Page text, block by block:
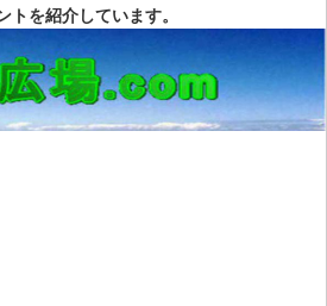
を紹介しています。